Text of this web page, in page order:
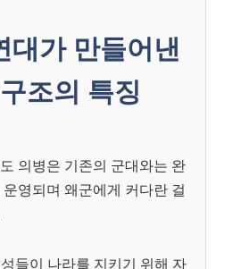
대가 만들어낸
조의 특징
의병은 기존의 군대와는 완
영되며 왜군에게 커다란 걸